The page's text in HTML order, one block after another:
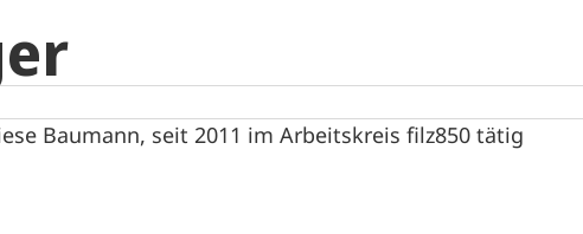
Baumann, seit 2011 im Arbeitskreis filz850 tätig